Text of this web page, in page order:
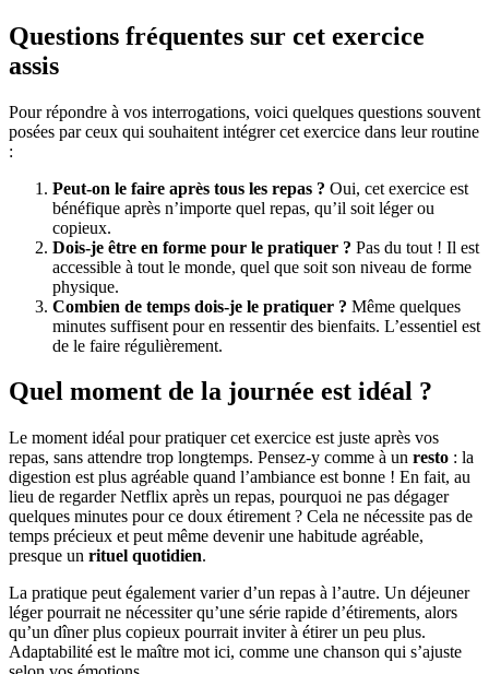
Questions fréquentes sur cet exercice
assis
Pour répondre à vos interrogations, voici quelques questions souvent
posées par ceux qui souhaitent intégrer cet exercice dans leur routine
:
Peut-on le faire après tous les repas ? Oui, cet exercice est
bénéfique après n’importe quel repas, qu’il soit léger ou
copieux.
Dois-je être en forme pour le pratiquer ? Pas du tout ! Il est
accessible à tout le monde, quel que soit son niveau de forme
physique.
Combien de temps dois-je le pratiquer ? Même quelques
minutes suffisent pour en ressentir des bienfaits. L’essentiel est
de le faire régulièrement.
Quel moment de la journée est idéal ?
Le moment idéal pour pratiquer cet exercice est juste après vos
repas, sans attendre trop longtemps. Pensez-y comme à un resto : la
digestion est plus agréable quand l’ambiance est bonne ! En fait, au
lieu de regarder Netflix après un repas, pourquoi ne pas dégager
quelques minutes pour ce doux étirement ? Cela ne nécessite pas de
temps précieux et peut même devenir une habitude agréable,
presque un rituel quotidien.
La pratique peut également varier d’un repas à l’autre. Un déjeuner
léger pourrait ne nécessiter qu’une série rapide d’étirements, alors
qu’un dîner plus copieux pourrait inviter à étirer un peu plus.
Adaptabilité est le maître mot ici, comme une chanson qui s’ajuste